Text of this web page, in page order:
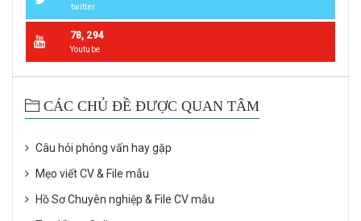
twitter
78, 294
Youtube
CÁC CHỦ ĐỀ ĐƯỢC QUAN TÂM
Câu hỏi phỏng vấn hay gặp
Mẹo viết CV & File mẫu
Hồ Sơ Chuyên nghiệp & File CV mẫu